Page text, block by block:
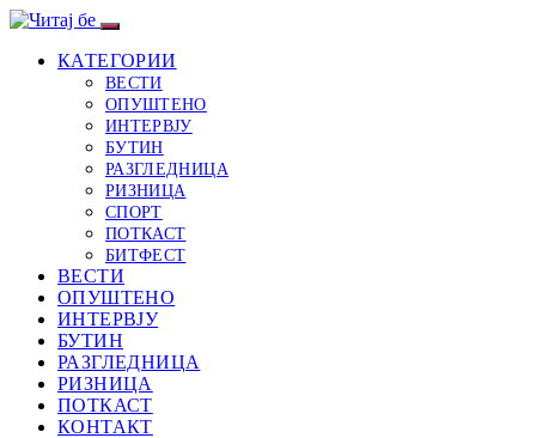
КАТЕГОРИИ
ВЕСТИ
ОПУШТЕНО
ИНТЕРВЈУ
БУТИН
РАЗГЛЕДНИЦА
РИЗНИЦА
СПОРТ
ПОТКАСТ
БИТФЕСТ
ВЕСТИ
ОПУШТЕНО
ИНТЕРВЈУ
БУТИН
РАЗГЛЕДНИЦА
РИЗНИЦА
ПОТКАСТ
КОНТАКТ